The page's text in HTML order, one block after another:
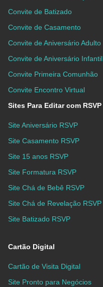
Convite de Batizado
Convite de Casamento
Convite de Aniversário Adulto
Convite de Aniversário Infantil
Convite Primeira Comunhão
Convite Encontro Virtual
Sites Para Editar com RSVP
Site Aniversário RSVP
Site Casamento RSVP
Site 15 anos RSVP
Site Formatura RSVP
Site Chá de Bebê RSVP
Site Chá de Revelação RSVP
Site Batizado RSVP
Cartão Digital
Cartão de Visita Digital
Site Pronto para Negócios